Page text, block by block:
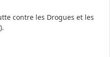
contre les Drogues et les